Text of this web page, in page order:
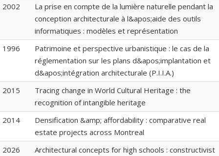
2002
La prise en compte de la lumière naturelle pendant la
conception architecturale à l&apos;aide des outils
informatiques : modèles et représentation
1996
Patrimoine et perspective urbanistique : le cas de la
réglementation sur les plans d&apos;implantation et
d&apos;intégration architecturale (P.I.I.A.)
2015
Tracing change in World Cultural Heritage : the
recognition of intangible heritage
2014
Densification &amp; affordability : comparative real
estate projects across Montreal
2026
Architectural concepts for high schools : constructivist